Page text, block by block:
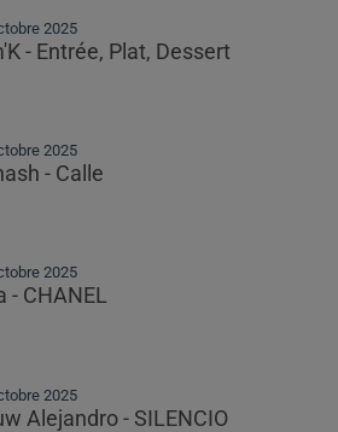
2025
- Entrée, Plat, Dessert
2025
- Calle
2025
- CHANEL
2025
Alejandro - SILENCIO